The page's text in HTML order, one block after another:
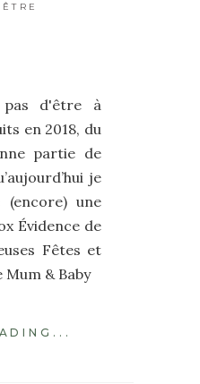
d'être à
en 2018, du
partie de
je
(encore) une
Évidence de
Fêtes et
Mum & Baby